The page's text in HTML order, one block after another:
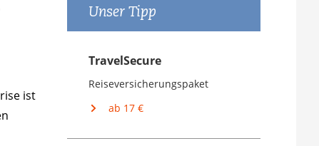
ist
Unser Tipp
TravelSecure
Reiseversicherungspaket
ab 17 €